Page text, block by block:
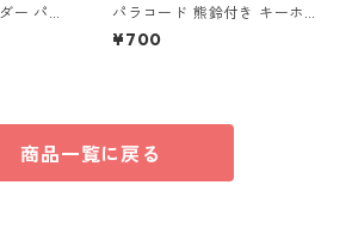
ー パー
s19
パラコード 熊鈴付き キーホル
ダー ホワイト×ピンク 編み込
み S42 アウトドア
¥700
商品一覧に戻る